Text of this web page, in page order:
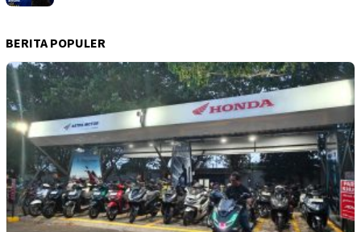
BERITA POPULER